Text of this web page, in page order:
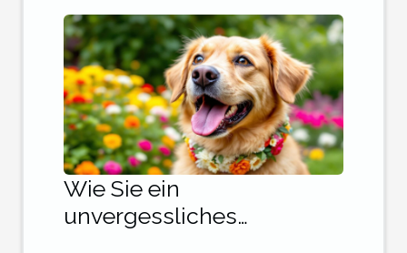
Wie Sie ein
unvergessliches